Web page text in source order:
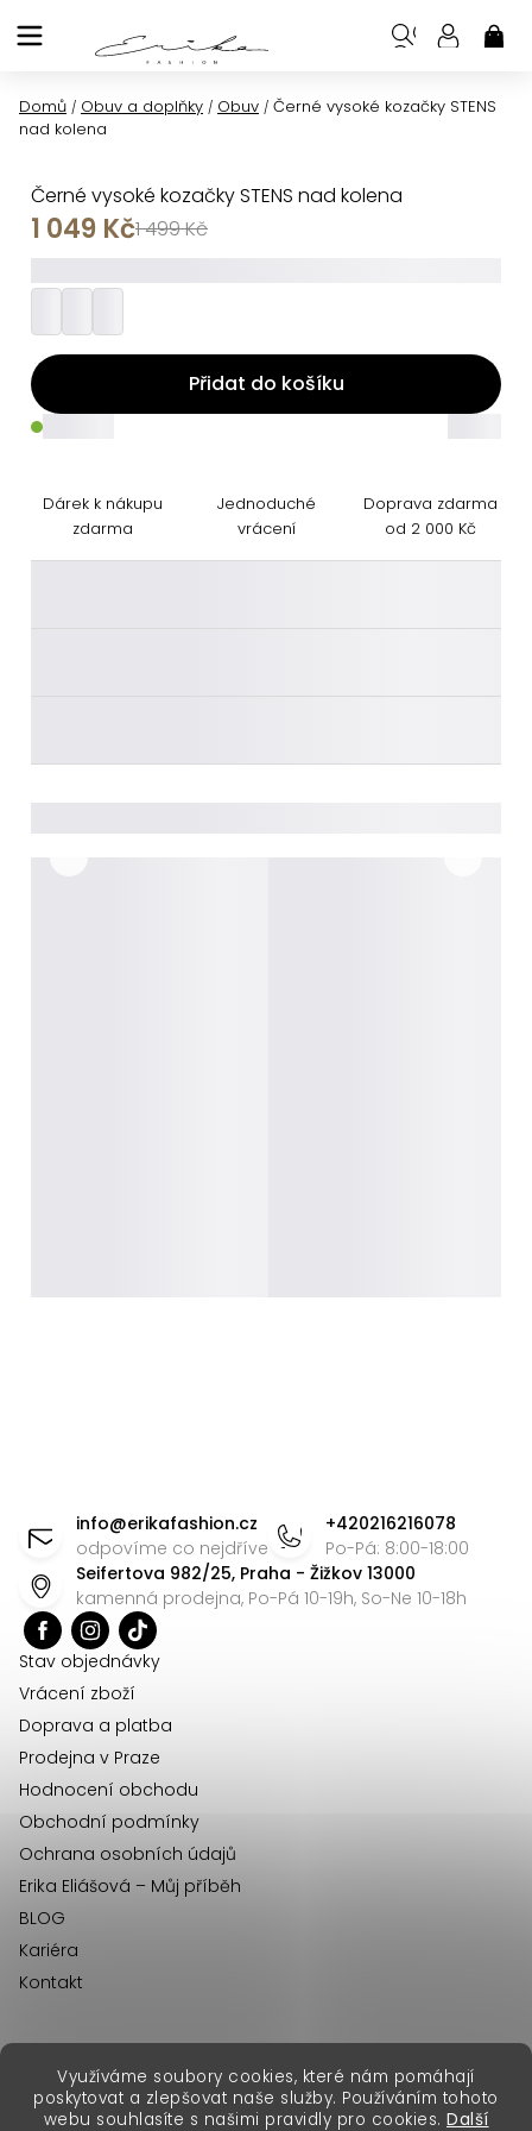
Využíváme soubory cookies, které nám pomáhají
poskytovat a zlepšovat naše služby. Používáním tohoto
webu souhlasíte s našimi pravidly pro cookies. Další
na
Domů / Obuv a doplňky / Obuv / Černé vysoké kozačky STENS
nad kolena
Černé vysoké kozačky STENS nad kolena
1 499 Kč
1 049 Kč
Přidat do košíku
Dárek k nákupu
zdarma
Jednoduché
vrácení
Doprava zdarma
od 2 000 Kč
info@erikafashion.cz
odpovíme co nejdříve
+420216216078
Po-Pá: 8:00-18:00
Seifertova 982/25, Praha - Žižkov 13000
kamenná prodejna, Po-Pá 10-19h, So-Ne 10-18h
Stav objednávky
Vrácení zboží
Doprava a platba
Prodejna v Praze
Hodnocení obchodu
Obchodní podmínky
Ochrana osobních údajů
Erika Eliášová – Můj příběh
BLOG
Kariéra
Kontakt
Copyright 2026Erika Fashion. Všechna práva vyhrazena.
erikafashion.sk